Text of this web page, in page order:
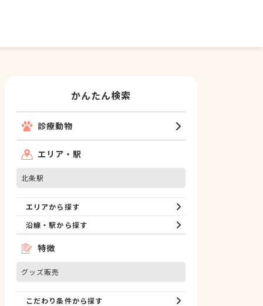
かんたん検索
診療動物
エリア・駅
北条駅
エリアから探す
沿線・駅から探す
特徴
グッズ販売
こだわり条件から探す